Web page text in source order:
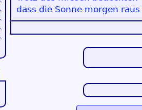
dass die Sonne morgen